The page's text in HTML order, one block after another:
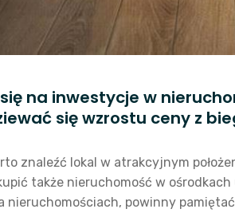
na inwestycje w
się wzrostu ceny z
znaleźć lokal w atrakcyjnym
także nieruchomość w
nieruchomościach, powinny